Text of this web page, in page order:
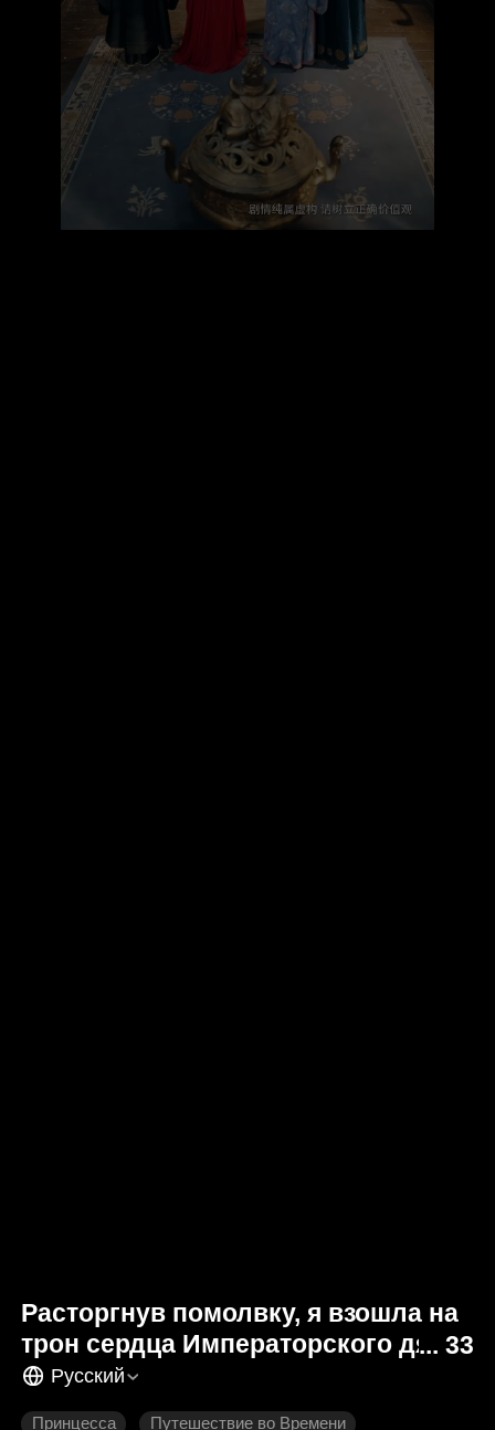
Расторгнув помолвку, я взошла на
трон сердца Императорского дяди
33 Русский
Принцесса Путешествие во Времени